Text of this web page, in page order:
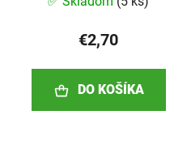
€2,70
DO KOŠÍKA